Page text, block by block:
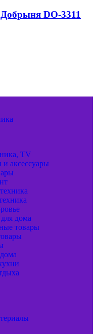
DO-3311
TV
аксессуары
дома
товары